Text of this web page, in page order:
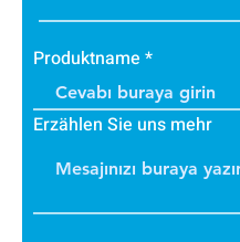
Produktname
Erzählen Sie uns mehr